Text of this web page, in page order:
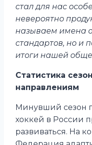
стал для нас
невероятно
называем имена
стандартов, но и
итоги нашей
Статистика
направлениям
Минувший сезон
хоккей в России
развиваться. На